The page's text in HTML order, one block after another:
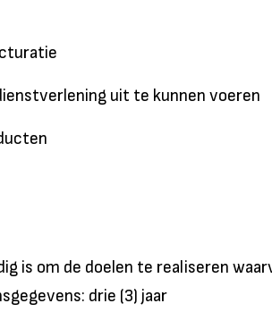
uit te kunnen voeren
is om de doelen te realiseren
drie (3) jaar